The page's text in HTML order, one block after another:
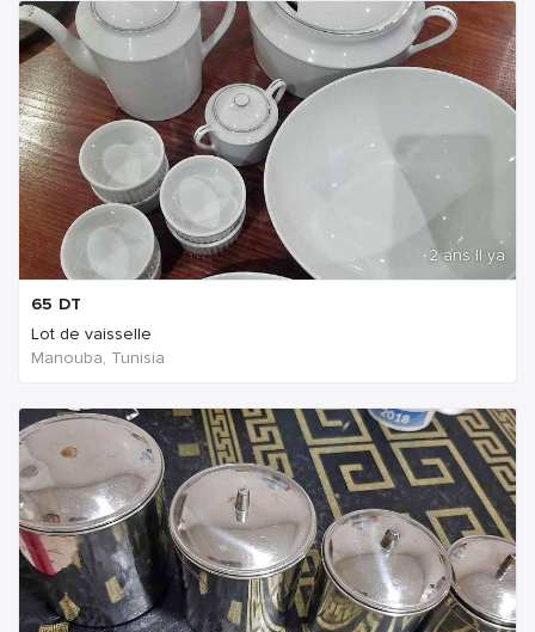
2 ans Il ya
65 DT
Lot de vaisselle
Manouba, Tunisia